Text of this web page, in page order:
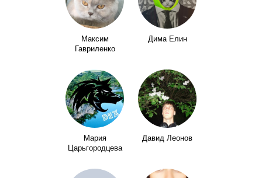
Максим
Гавриленко
Дима Елин
Мария
Царьгородцева
Давид Леонов